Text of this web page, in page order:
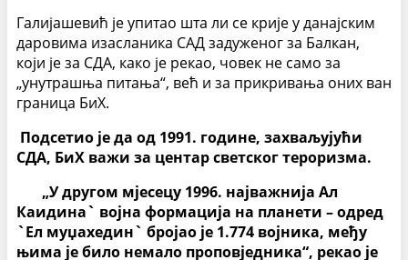
Галијашевић је упитао шта ли се крије у данајским
даровима изасланика САД задуженог за Балкан,
који је за СДА, како је рекао, човек не само за
„унутрашња питања“, већ и за прикривања оних ван
граница БиХ.
Подсетио је да од 1991. године, захваљујући
СДА, БиХ важи за центар светског тероризма.
„У другом мјесецу 1996. најважнија Ал
Каидина` војна формација на планети – одред
`Ел муџахедин` бројао је 1.774 војника, међу
њима је било немало проповједника“, рекао је